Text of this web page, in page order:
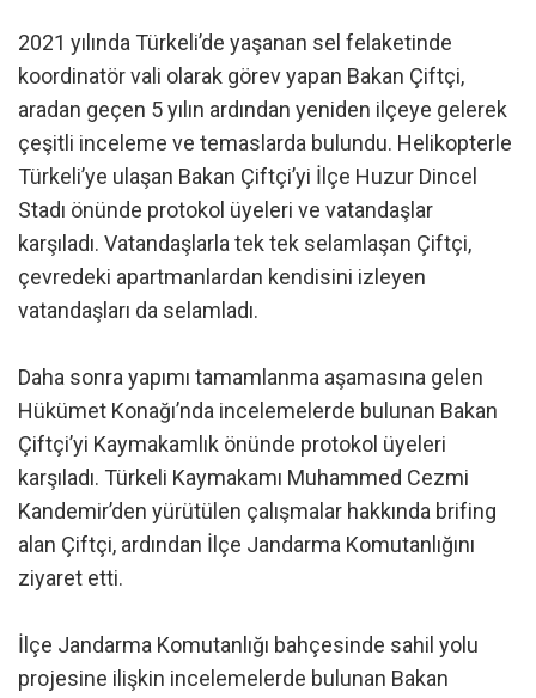
2021 yılında Türkeli’de yaşanan sel felaketinde
koordinatör vali olarak görev yapan Bakan Çiftçi,
aradan geçen 5 yılın ardından yeniden ilçeye gelerek
çeşitli inceleme ve temaslarda bulundu. Helikopterle
Türkeli’ye ulaşan Bakan Çiftçi’yi İlçe Huzur Dincel
Stadı önünde protokol üyeleri ve vatandaşlar
karşıladı. Vatandaşlarla tek tek selamlaşan Çiftçi,
çevredeki apartmanlardan kendisini izleyen
vatandaşları da selamladı.
Daha sonra yapımı tamamlanma aşamasına gelen
Hükümet Konağı’nda incelemelerde bulunan Bakan
Çiftçi’yi Kaymakamlık önünde protokol üyeleri
karşıladı. Türkeli Kaymakamı Muhammed Cezmi
Kandemir’den yürütülen çalışmalar hakkında brifing
alan Çiftçi, ardından İlçe Jandarma Komutanlığını
ziyaret etti.
İlçe Jandarma Komutanlığı bahçesinde sahil yolu
projesine ilişkin incelemelerde bulunan Bakan